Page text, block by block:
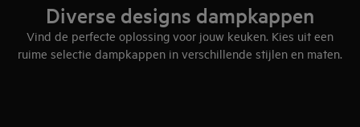
Diverse designs dampkappen
Vind de perfecte oplossing voor jouw keuken. Kies uit een
ruime selectie dampkappen in verschillende stijlen en maten.